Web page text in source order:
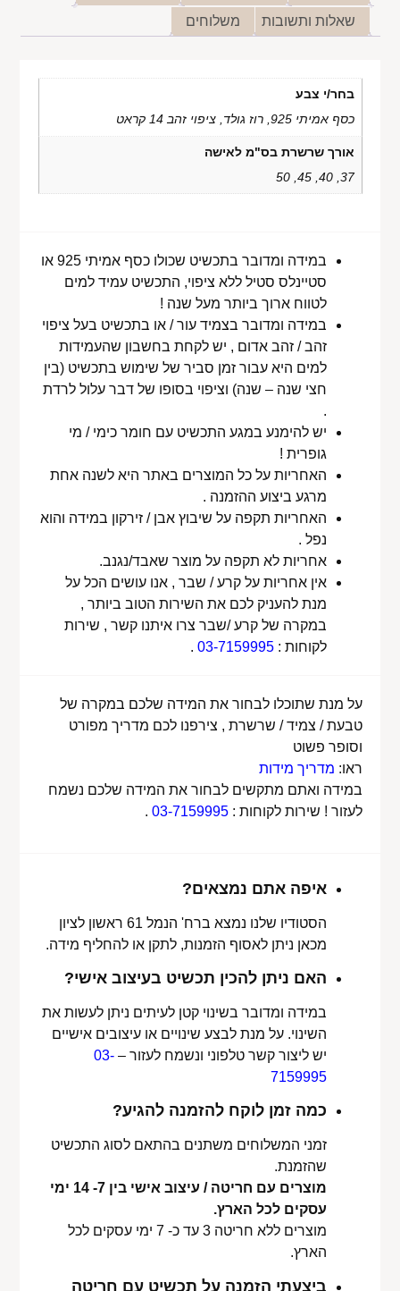
שאלות ותשובות
משלוחים
בחר/י צבע
כסף אמיתי 925, רוז גולד, ציפוי זהב 14 קראט
אורך שרשרת בס"מ לאישה
37, 40, 45, 50
במידה ומדובר בתכשיט שכולו כסף אמיתי 925 או
סטיינלס סטיל ללא ציפוי, התכשיט עמיד למים
לטווח ארוך ביותר מעל שנה !
במידה ומדובר בצמיד עור / או בתכשיט בעל ציפוי
זהב / זהב אדום , יש לקחת בחשבון שהעמידות
למים היא עבור זמן סביר של שימוש בתכשיט (בין
חצי שנה – שנה) וציפוי בסופו של דבר עלול לרדת
.
יש להימנע במגע התכשיט עם חומר כימי / מי
גופרית !
האחריות על כל המוצרים באתר היא לשנה אחת
מרגע ביצוע ההזמנה .
האחריות תקפה על שיבוץ אבן / זירקון במידה והוא
נפל .
אחריות לא תקפה על מוצר שאבד/נגנב.
אין אחריות על קרע / שבר , אנו עושים הכל על
מנת להעניק לכם את השירות הטוב ביותר ,
במקרה של קרע /שבר צרו איתנו קשר , שירות
לקוחות :03-7159995
.
על מנת שתוכלו לבחור את המידה שלכם במקרה של
טבעת / צמיד / שרשרת , צירפנו לכם מדריך מפורט
וסופר פשוט
ראו: מדריך מידות
במידה ואתם מתקשים לבחור את המידה שלכם נשמח
לעזור ! שירות לקוחות :03-7159995
.
איפה אתם נמצאים?
הסטודיו שלנו נמצא ברח' הנמל 61 ראשון לציון
מכאן ניתן לאסוף הזמנות, לתקן או להחליף מידה.
האם ניתן להכין תכשיט בעיצוב אישי?
במידה ומדובר בשינוי קטן לעיתים ניתן לעשות את
השינוי. על מנת לבצע שינויים או עיצובים אישיים
יש ליצור קשר טלפוני ונשמח לעזור –03-
7159995
כמה זמן לוקח להזמנה להגיע?
זמני המשלוחים משתנים בהתאם לסוג התכשיט
שהזמנת.
מוצרים עם חריטה / עיצוב אישי בין 7- 14 ימי
עסקים לכל הארץ.
מוצרים ללא חריטה 3 עד כ- 7 ימי עסקים לכל
הארץ.
ביצעתי הזמנה על תכשיט עם חריטה